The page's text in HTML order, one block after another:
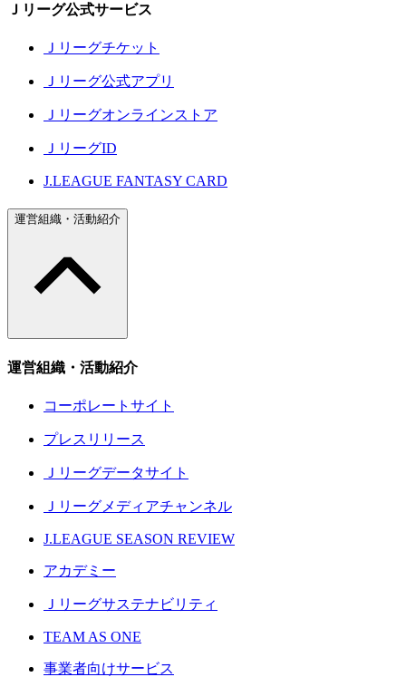
Ｊリーグ公式サービス
Ｊリーグチケット
Ｊリーグ公式アプリ
Ｊリーグオンラインストア
ＪリーグID
J.LEAGUE FANTASY CARD
運営組織・活動紹介
運営組織・活動紹介
コーポレートサイト
プレスリリース
Ｊリーグデータサイト
Ｊリーグメディアチャンネル
J.LEAGUE SEASON REVIEW
アカデミー
Ｊリーグサステナビリティ
TEAM AS ONE
事業者向けサービス